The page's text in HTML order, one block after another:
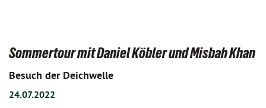
Sommertour mit Daniel Köbler und Misbah Khan
Besuch der Deichwelle
24.07.2022